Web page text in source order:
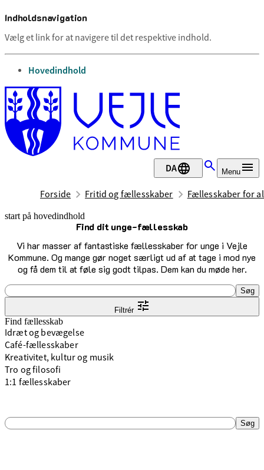
Indholdsnavigation
Vælg et link for at navigere til det respektive indhold.
gå til
Hovedindhold
DA Menu
Forside Fritid og fællesskaber Fællesskaber for
start på hovedindhold
Find dit unge-fællesskab
Vi har masser af fantastiske fællesskaber for unge i Vejle
Kommune. Og mange gør noget særligt ud af at tage i mod nye
og få dem til at føle sig godt tilpas. Dem kan du møde her.
senest opdateret 6. august 2026
Søgefelt Søg
Filtrér
Find fællesskab
Idræt og bevægelse
Café-fællesskaber
Kreativitet, kultur og musik
Tro og filosofi
1:1 fællesskaber
Søgefelt Søg